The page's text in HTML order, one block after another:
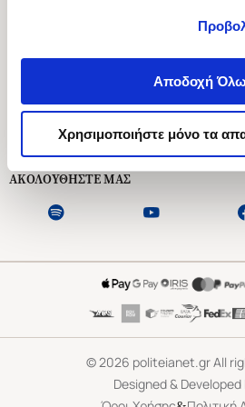
Αποδοχή
Χρησιμοποιήστε μόνο τα
Ασκληπιού 1-3,
Δευτέρα - Παρασκευή
Εξυπηρέτηση Πελατών
ΑΚΟΛΟΥΘΗΣΤΕ ΜΑΣ
©2026 politeianet.gr All
Designed & Developed